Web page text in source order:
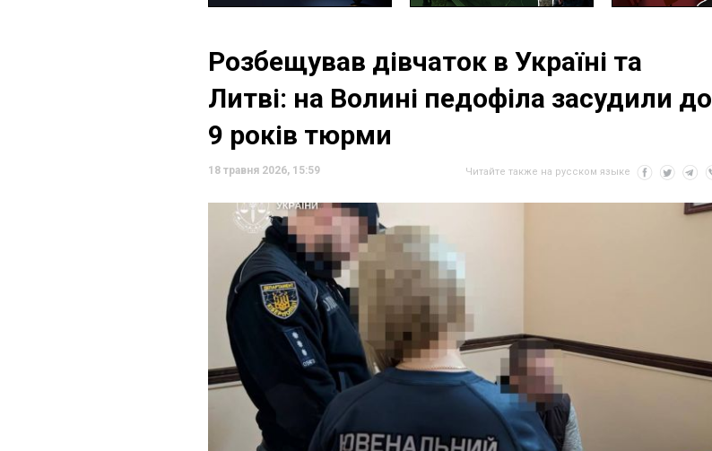
Розбещував дівчаток в Україні та
Литві: на Волині педофіла засудили до
9 років тюрми
18 травня 2026, 15:59 Читайте также на русском языке